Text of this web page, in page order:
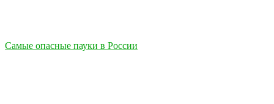
Самые опасные пауки в России